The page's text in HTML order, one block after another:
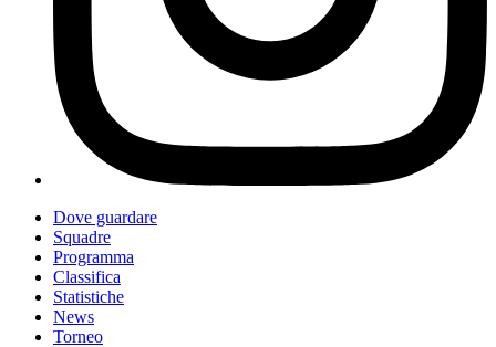
Dove guardare
Squadre
Programma
Classifica
Statistiche
News
Torneo